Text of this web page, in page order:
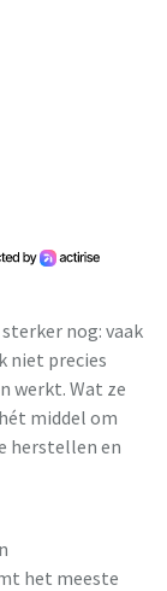
nog: vaak
niet precies
werkt. Wat ze
middel om
herstellen en
het meeste